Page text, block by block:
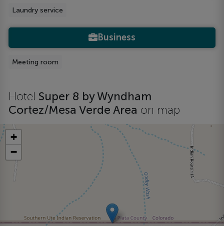
Laundry service
Business
Meeting room
Hotel Super 8 by Wyndham
Cortez/Mesa Verde Area on map
+
−